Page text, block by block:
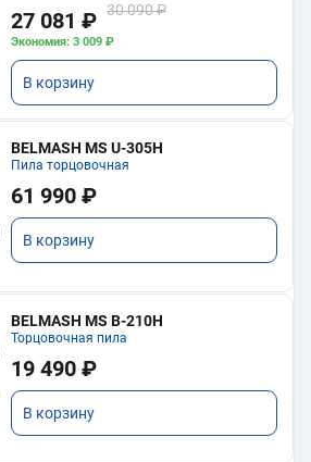
27 081 ₽ 30 090 ₽
Экономия: 3 009 ₽
В корзину
BELMASH MS U-305H
Пила торцовочная
61 990 ₽
В корзину
BELMASH MS B-210H
Торцовочная пила
19 490 ₽
В корзину